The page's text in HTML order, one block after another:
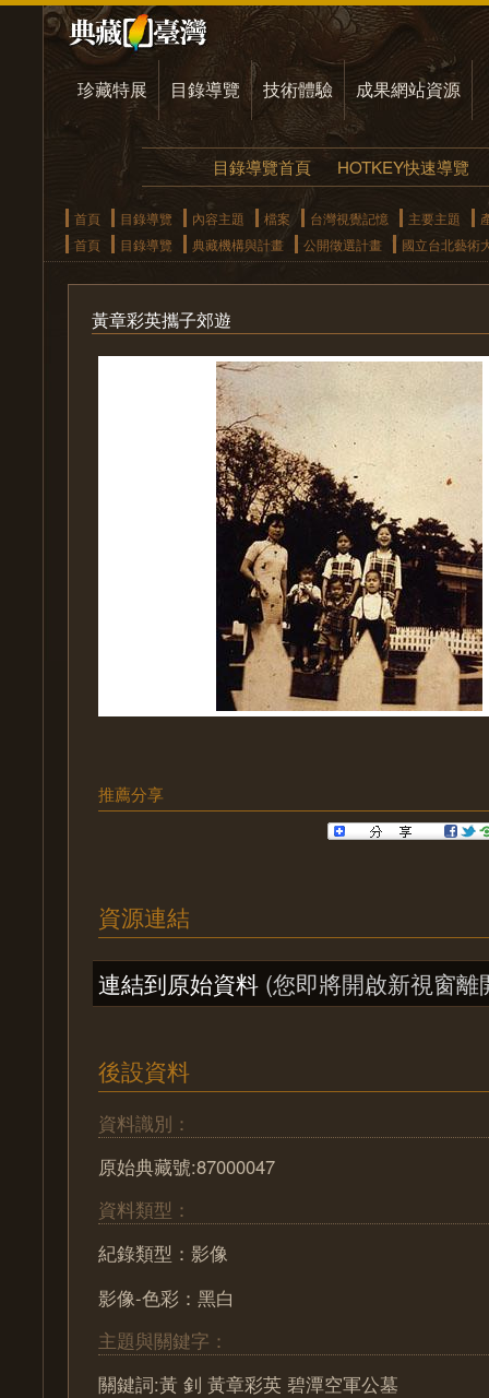
珍藏特展 目錄導覽 技術體驗 成果網站資源
目錄導覽首頁 HOTKEY快速導覽
首頁 目錄導覽 內容主題 檔案 台灣視覺記憶 主要主題
首頁
目錄導覽 典藏機構與計畫 公開徵選計畫 國立台北藝術
黃章彩英攜子郊遊
推薦分享
資源連結
連結到原始資料 (您即將開啟新視窗離
後設資料
資料識別：
原始典藏號:87000047
資料類型：
紀錄類型：影像
影像-色彩：黑白
主題與關鍵字：
關鍵詞:黃 釗 黃章彩英 碧潭空軍公墓